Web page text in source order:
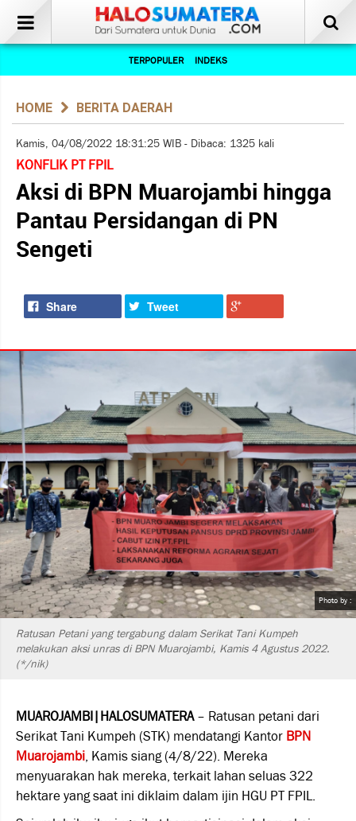
TERPOPULER INDEKS
HOME BERITA DAERAH
Kamis, 04/08/2022 18:31:25 WIB - Dibaca: 1325 kali
KONFLIK PT FPIL
Aksi di BPN Muarojambi hingga
Pantau Persidangan di PN
Sengeti
Share Tweet
Photo by :
Ratusan Petani yang tergabung dalam Serikat Tani Kumpeh
melakukan aksi unras di BPN Muarojambi, Kamis 4 Agustus 2022.
(*/nik)
MUAROJAMBI|HALOSUMATERA– Ratusan petani dari
Serikat Tani Kumpeh (STK) mendatangi Kantor BPN
Muarojambi, Kamis siang (4/8/22). Mereka
menyuarakan hak mereka, terkait lahan seluas 322
hektare yang saat ini diklaim dalam ijin HGU PT FPIL.